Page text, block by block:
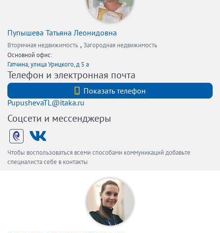
Пупышева Татьяна Леонидовна
Вторичная недвижимость , Загородная недвижимость
Основной офис:
Гатчина, улица Урицкого, д 5 а
Телефон и электронная почта
Показать телефон
PupushevaTL@itaka.ru
Соцсети и мессенджеры
Чтобы воспользоваться всеми способами коммуникаций добавьте
специалиста себе в контакты